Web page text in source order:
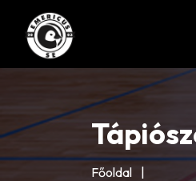
Főoldal